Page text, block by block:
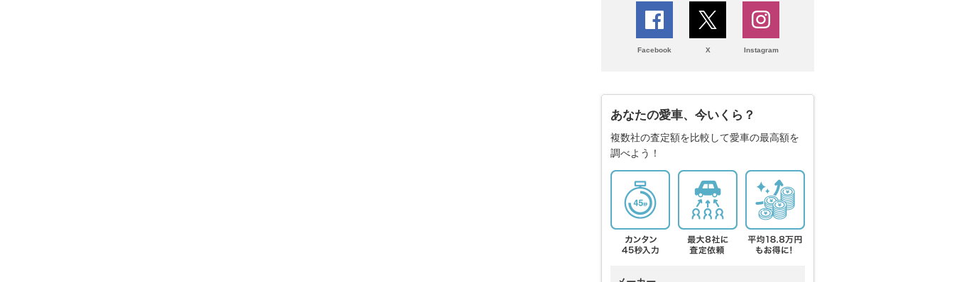
Facebook X Instagram
あなたの愛車、今いくら？
複数社の査定額を比較して愛車の最高額を
調べよう！